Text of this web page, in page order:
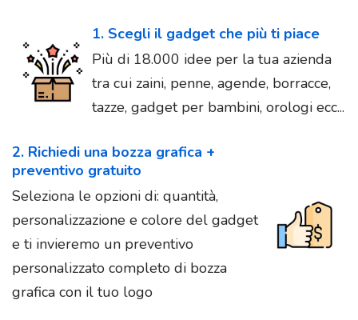
1. Scegli il gadget che più ti piace
Più di 18.000 idee per la tua azienda
tra cui zaini, penne, agende, borracce,
tazze, gadget per bambini, orologi ecc...
2. Richiedi una bozza grafica +
preventivo gratuito
Seleziona le opzioni di: quantità,
personalizzazione e colore del gadget
e ti invieremo un preventivo
personalizzato completo di bozza
grafica con il tuo logo